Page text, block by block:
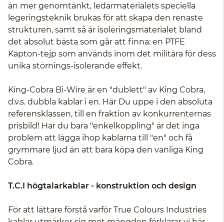
än mer genomtänkt, ledarmaterialets speciella
legeringsteknik brukas för att skapa den renaste
strukturen, samt så är isoleringsmaterialet bland
det absolut bästa som går att finna: en PTFE
Kapton-tejp som används inom det militära för dess
unika störnings-isolerande effekt.
King-Cobra Bi-Wire är en "dublett" av King Cobra,
d.v.s. dubbla kablar i en. Här Du uppe i den absoluta
referensklassen, till en fraktion av konkurrenternas
prisbild! Har du bara "enkelkoppling" är det inga
problem att lägga ihop kablarna till "en" och få
grymmare ljud än att bara köpa den vanliga King
Cobra.
T.C.I högtalarkablar - konstruktion och design
För att lättare förstå varför True Colours Industries